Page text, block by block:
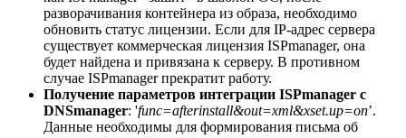
разворачивания контейнера из образа, необходимо
обновить статус лицензии. Если для IP-адрес сервера
существует коммерческая лицензия ISPmanager, она
будет найдена и привязана к серверу. В противном
случае ISPmanager прекратит работу.
Получение параметров интеграции ISPmanager с
DNSmanager: 'func=afterinstall&out=xml&xset.up=on’.
Данные необходимы для формирования письма об